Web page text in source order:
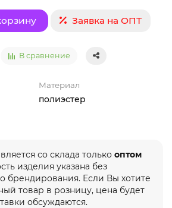
Заявка на ОПТ
В сравнение
Материал
полиэстер
со склада только оптом
изделия указана без
брендирования. Если Вы хотите
товар в розницу, цена будет
обсуждаются.